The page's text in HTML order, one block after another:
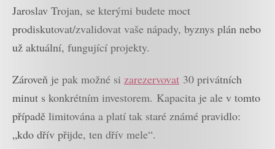
Jaroslav Trojan, se kterými budete moct
prodiskutovat/zvalidovat vaše nápady, byznys plán nebo
už aktuální, fungující projekty.
Zároveň je pak možné si zarezervovat 30 privátních
minut s konkrétním investorem. Kapacita je ale v tomto
případě limitována a platí tak staré známé pravidlo:
„kdo dřív přijde, ten dřív mele“.